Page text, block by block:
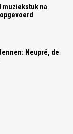
muziekstuk na
Neupré, de